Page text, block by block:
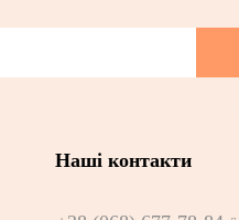
Наші контакти